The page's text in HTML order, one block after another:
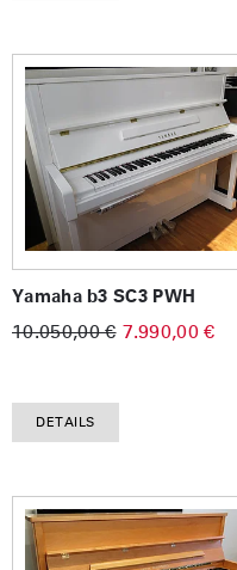
Yamaha b3 SC3 PWH
10.050,00 € 7.990,00 €
DETAILS